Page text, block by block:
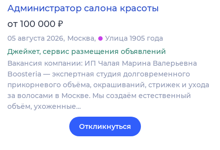
Администратор салона красоты
от 100 000 ₽
05 августа 2026 Москва
Улица 1905 года
Джейкет, сервис размещения объявлений
Вакансия компании: ИП Чалая Марина Валерьевна
Boosteria — экспертная студия долговременного
прикорневого объёма, окрашиваний, стрижек и ухода
за волосами в Москве. Мы создаём естественный
объём, ухоженные…
Откликнуться